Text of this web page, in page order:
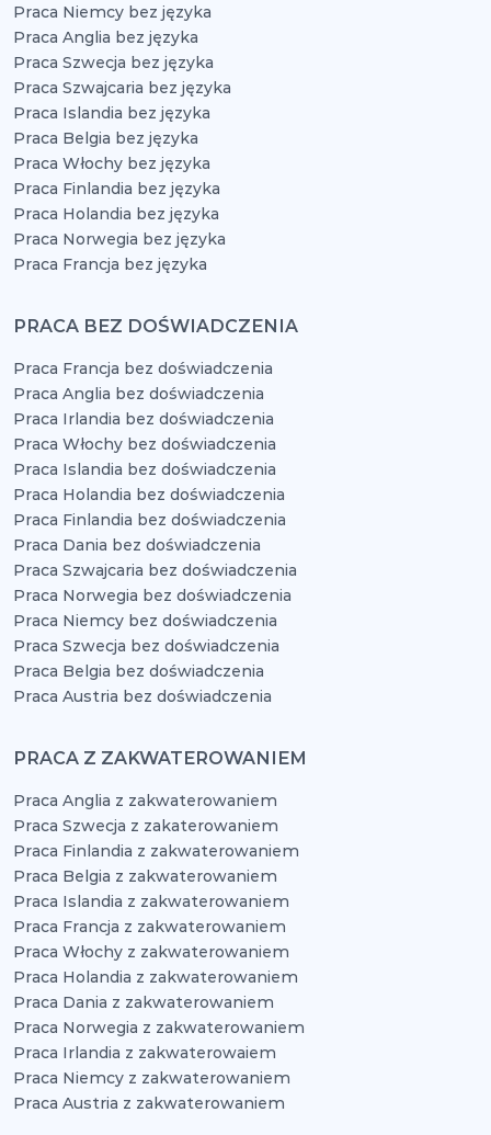
Praca Niemcy bez języka
Praca Anglia bez języka
Praca Szwecja bez języka
Praca Szwajcaria bez języka
Praca Islandia bez języka
Praca Belgia bez języka
Praca Włochy bez języka
Praca Finlandia bez języka
Praca Holandia bez języka
Praca Norwegia bez języka
Praca Francja bez języka
PRACA BEZ DOŚWIADCZENIA
Praca Francja bez doświadczenia
Praca Anglia bez doświadczenia
Praca Irlandia bez doświadczenia
Praca Włochy bez doświadczenia
Praca Islandia bez doświadczenia
Praca Holandia bez doświadczenia
Praca Finlandia bez doświadczenia
Praca Dania bez doświadczenia
Praca Szwajcaria bez doświadczenia
Praca Norwegia bez doświadczenia
Praca Niemcy bez doświadczenia
Praca Szwecja bez doświadczenia
Praca Belgia bez doświadczenia
Praca Austria bez doświadczenia
PRACA Z ZAKWATEROWANIEM
Praca Anglia z zakwaterowaniem
Praca Szwecja z zakaterowaniem
Praca Finlandia z zakwaterowaniem
Praca Belgia z zakwaterowaniem
Praca Islandia z zakwaterowaniem
Praca Francja z zakwaterowaniem
Praca Włochy z zakwaterowaniem
Praca Holandia z zakwaterowaniem
Praca Dania z zakwaterowaniem
Praca Norwegia z zakwaterowaniem
Praca Irlandia z zakwaterowaiem
Praca Niemcy z zakwaterowaniem
Praca Austria z zakwaterowaniem